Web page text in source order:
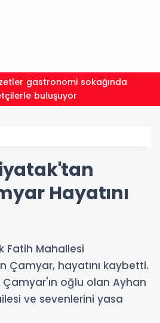
buluşuyor
Hayatını
Fatih Mahallesi
Çamyar, hayatını kaybetti.
oğlu olan Ayhan
ve sevenlerini yasa